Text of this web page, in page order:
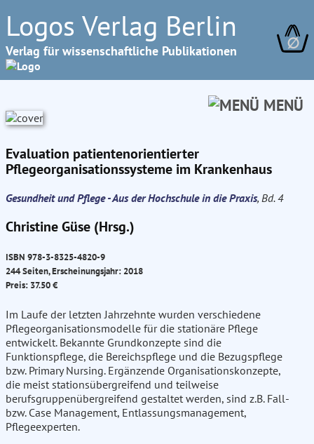
Logos Verlag Berlin
Verlag für wissenschaftliche Publikationen ∅
MENÜ
Evaluation patientenorientierter
Pflegeorganisationssysteme im Krankenhaus
Gesundheit und Pflege - Aus der Hochschule in die Praxis, Bd. 4
Christine Güse (Hrsg.)
ISBN 978-3-8325-4820-9
244 Seiten, Erscheinungsjahr: 2018
Preis: 37.50 €
Im Laufe der letzten Jahrzehnte wurden verschiedene
Pflegeorganisationsmodelle für die stationäre Pflege
entwickelt. Bekannte Grundkonzepte sind die
Funktionspflege, die Bereichspflege und die Bezugspflege
bzw. Primary Nursing. Ergänzende Organisationskonzepte,
die meist stationsübergreifend und teilweise
berufsgruppenübergreifend gestaltet werden, sind z.B. Fall-
bzw. Case Management, Entlassungsmanagement,
Pflegeexperten.